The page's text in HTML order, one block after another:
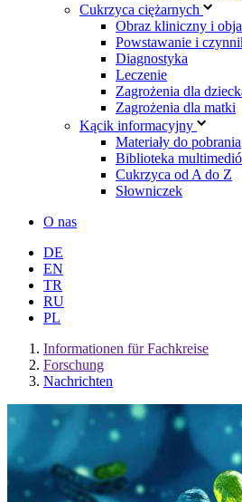
Cukrzyca ciężarnych
Obraz kliniczny i
Powstawanie i
Diagnostyka
Leczenie
Zagrożenia dla
Zagrożenia dla matki
Kącik informacyjny
Materiały do pobrania
Biblioteka
Cukrzyca od A do Z
Słowniczek
O nas
DE
EN
TR
RU
PL
Informationen für Fachkreise
Forschung
Nachrichten